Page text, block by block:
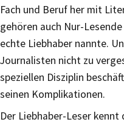
Fach und Beruf her mit
gehören auch Nur-
echte Liebhaber nannte.
Journalisten nicht zu
speziellen Disziplin
seinen Komplikationen.
Der Liebhaber-Leser kennt